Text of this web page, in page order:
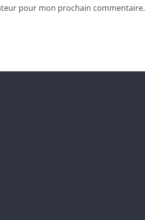
pour mon prochain commentaire.